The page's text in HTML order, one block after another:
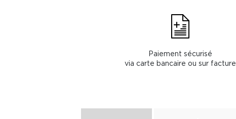
Paiement sécurisé
via carte bancaire ou sur facture